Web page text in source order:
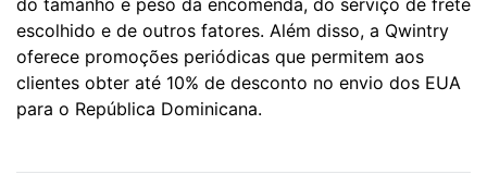
do tamanho e peso da encomenda, do serviço de frete
escolhido e de outros fatores. Além disso, a Qwintry
oferece promoções periódicas que permitem aos
clientes obter até 10% de desconto no envio dos EUA
para o República Dominicana.